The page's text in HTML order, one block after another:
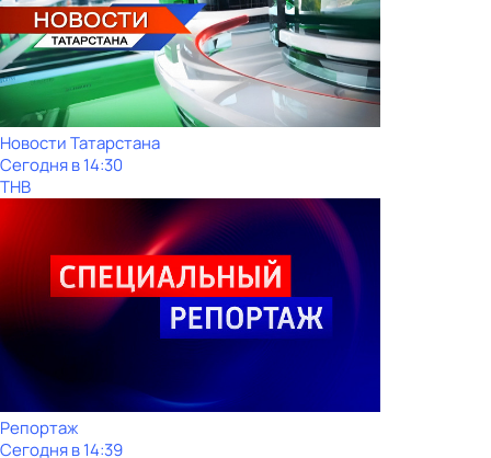
Новости Татарстана
Сегодня в 14:30
ТНВ
Репортаж
Сегодня в 14:39